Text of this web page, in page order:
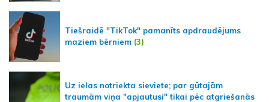
Tiešraidē "TikTok" pamanīts apdraudējums
maziem bērniem (3)
Uz ielas notriekta sieviete; par gūtajām
traumām viņa "apjautusi" tikai pēc atgriešanās